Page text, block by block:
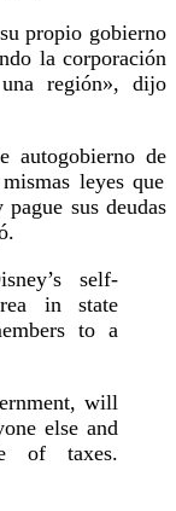
propio gobierno
la corporación
región», dijo
autogobierno de
leyes que
sus deudas
self-
in state
to a
will
else and
of taxes.